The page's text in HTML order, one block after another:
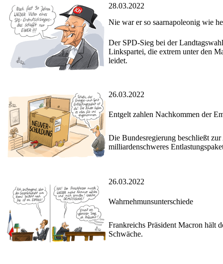
28.03.2022
Nie war er so saarnapoleonig wie
Der SPD-Sieg bei der
Linkspartei, die extrem unter den
leidet.
26.03.2022
Entgelt zahlen Nachkommen der
Die Bundesregierung beschließt
milliardenschweres
26.03.2022
Wahrnehmunsunterschiede
Frankreichs Präsident Macron hält
Schwäche.